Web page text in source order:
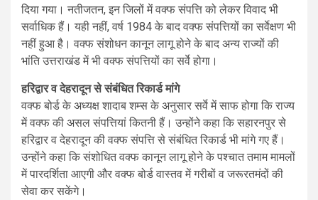
दिया गया। नतीजतन, इन जिलों में वक्फ संपत्ति को लेकर विवाद भी
सर्वाधिक हैं। यही नहीं, वर्ष 1984 के बाद वक्फ संपत्तियों का सर्वेक्षण भी
नहीं हुआ है। वक्फ संशोधन कानून लागू होने के बाद अन्य राज्यों की
भांति उत्तराखंड में भी वक्फ संपत्तियों का सर्वे होगा।
हरिद्वार व देहरादून से संबंधित रिकार्ड मांगे
वक्फ बोर्ड के अध्यक्ष शादाब शम्स के अनुसार सर्वे में साफ होगा कि राज्य
में वक्फ की असल संपत्तियां कितनी हैं। उन्होंने कहा कि सहारनपुर से
हरिद्वार व देहरादून की वक्फ संपत्ति से संबंधित रिकार्ड भी मांगे गए हैं।
उन्होंने कहा कि संशोधित वक्फ कानून लागू होने के पश्चात तमाम मामलों
में पारदर्शिता आएगी और वक्फ बोर्ड वास्तव में गरीबों व जरूरतमंदों की
सेवा कर सकेंगे।